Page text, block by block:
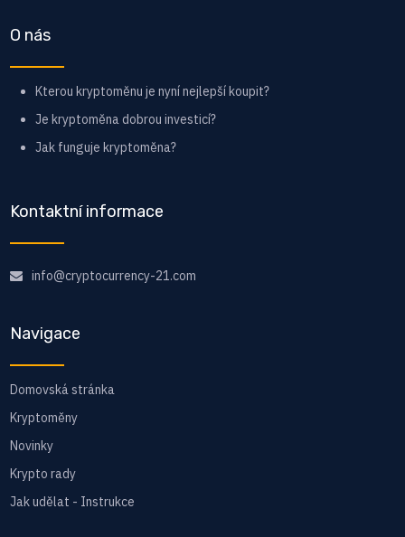
O nás
Kterou kryptoměnu je nyní nejlepší koupit?
Je kryptoměna dobrou investicí?
Jak funguje kryptoměna?
Kontaktní informace
info@cryptocurrency-21.com
Navigace
Domovská stránka
Kryptoměny
Novinky
Krypto rady
Jak udělat - Instrukce